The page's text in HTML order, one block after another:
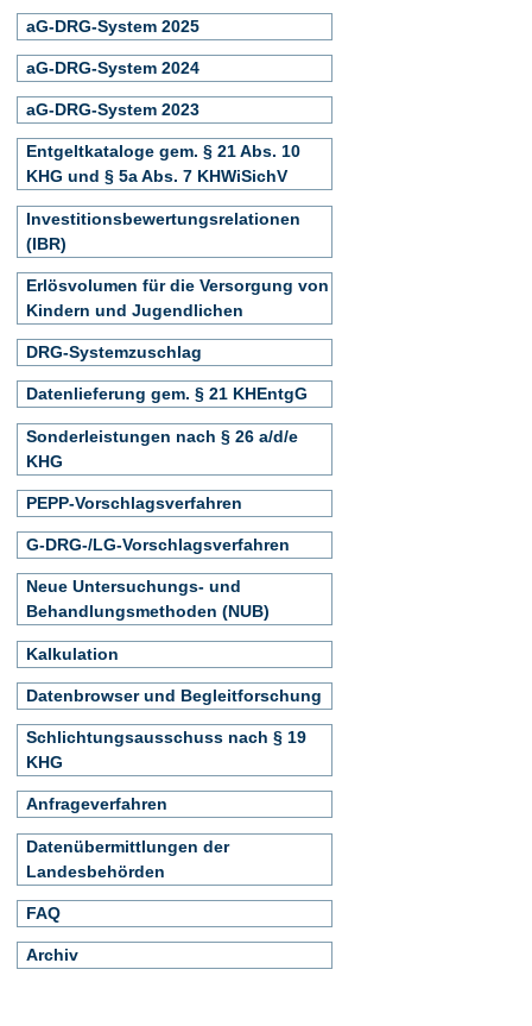
aG-DRG-System 2025
aG-DRG-System 2024
aG-DRG-System 2023
Entgeltkataloge gem. § 21 Abs. 10
KHG und § 5a Abs. 7 KHWiSichV
Investitionsbewertungsrelationen
(IBR)
Erlösvolumen für die Versorgung von
Kindern und Jugendlichen
DRG-Systemzuschlag
Datenlieferung gem. § 21 KHEntgG
Sonderleistungen nach § 26 a/d/e
KHG
PEPP-Vorschlagsverfahren
G-DRG-/LG-Vorschlagsverfahren
Neue Untersuchungs- und
Behandlungsmethoden (NUB)
Kalkulation
Datenbrowser und Begleitforschung
Schlichtungsausschuss nach § 19
KHG
Anfrageverfahren
Datenübermittlungen der
Landesbehörden
FAQ
Archiv